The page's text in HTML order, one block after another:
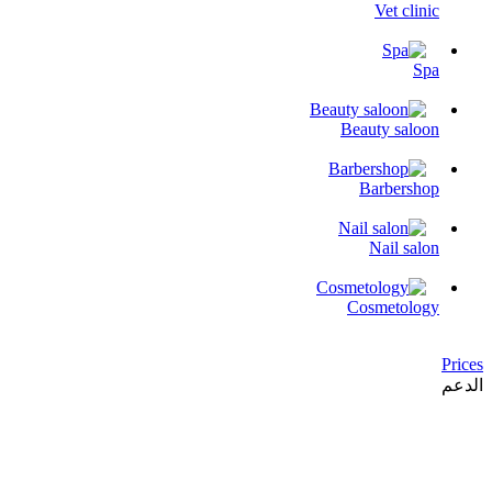
Vet clinic
Spa
Beauty saloon
Barbershop
Nail salon
Cosmetology
Prices
الدعم